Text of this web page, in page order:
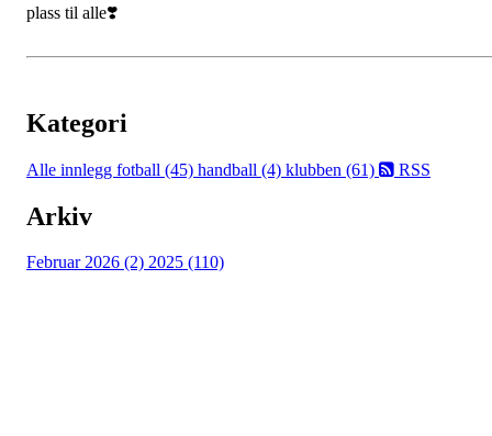
plass til alle❣️
Kategori
Alle innlegg fotball (45) handball (4) klubben (61) RSS
Arkiv
Februar 2026 (2) 2025 (110)